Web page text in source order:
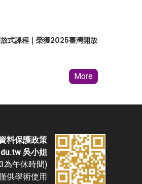
式課程｜榮獲2025臺灣開放
More
料保護政策
吳小姐
為午休時間)
供學術使用